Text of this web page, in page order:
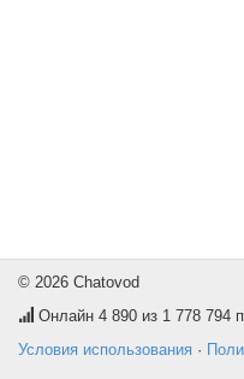
© 2026 Chatovod
Онлайн 4 890 из 1 778 794
Условия использования ·